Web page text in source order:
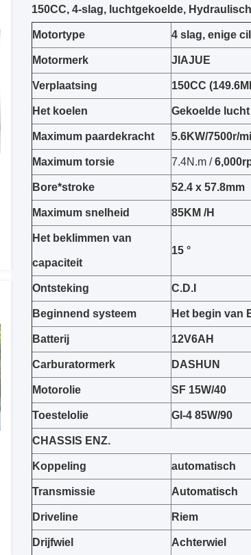
150CC, 4-slag, luchtgekoelde,
Motortype 4 slag, enige
Motormerk JIAJUE
Verplaatsing 150CC
Het koelen Gekoelde lucht
Maximum paardekracht 5.6KW/7500r/
Maximum torsie 7.4N.m /
Bore*stroke 52.4 x 57.8mm
Maximum snelheid 85KM /H
Het beklimmen van
capaciteit
15 °
Ontsteking C.D.I
Beginnend systeem Het begin van
Batterij 12V6AH
Carburatormerk DASHUN
Motorolie SF 15W/40
Toestelolie Gl-4 85W/90
CHASSIS ENZ.
Koppeling automatisch
Transmissie Automatisch
Driveline Riem
Drijfwiel Achterwiel